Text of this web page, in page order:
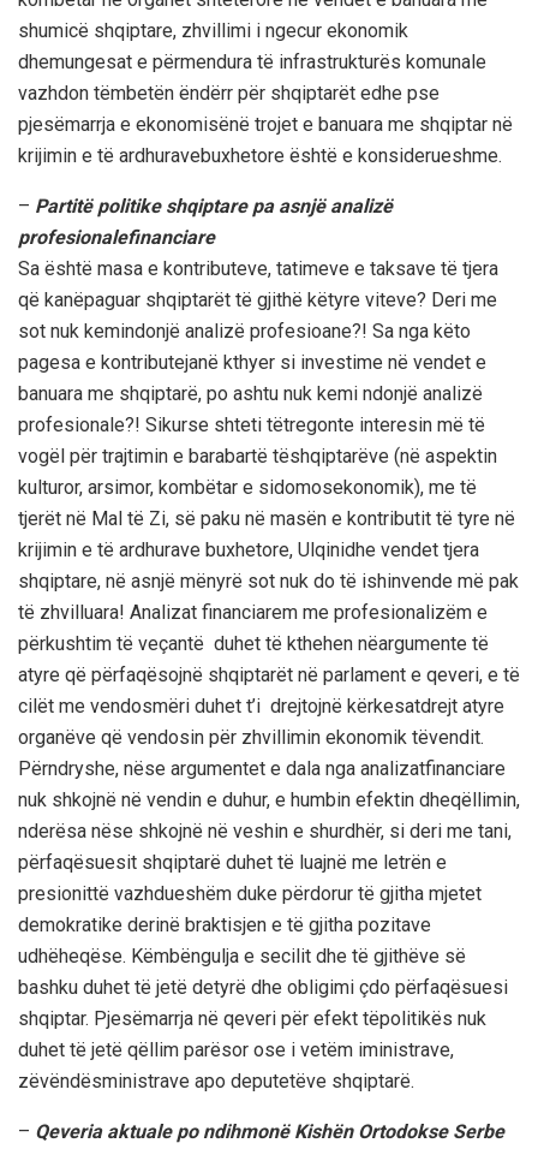
shumicë shqiptare, zhvillimi i ngecur ekonomik
dhemungesat e përmendura të infrastrukturës komunale
vazhdon tëmbetën ëndërr për shqiptarët edhe pse
pjesëmarrja e ekonomisënë trojet e banuara me shqiptar në
krijimin e të ardhuravebuxhetore është e konsiderueshme.
– Partitë politike shqiptarepa asnjë analizë
profesionalefinanciare
Sa është masa e kontributeve, tatimeve e taksave të tjera
që kanëpaguar shqiptarët të gjithë këtyre viteve? Deri me
sot nuk kemindonjë analizë profesioane?! Sa nga këto
pagesa e kontributejanë kthyer si investime në vendet e
banuara me shqiptarë, po ashtu nuk kemi ndonjë analizë
profesionale?! Sikurse shteti tëtregonte interesin më të
vogël për trajtimin e barabartë tëshqiptarëve (në aspektin
kulturor, arsimor, kombëtar e sidomosekonomik), me të
tjerët në Mal të Zi, së paku në masën e kontributit të tyre në
krijimin e të ardhurave buxhetore, Ulqinidhe vendet tjera
shqiptare, në asnjë mënyrë sot nuk do të ishinvende më pak
të zhvilluara! Analizat financiarem me profesionalizëm e
përkushtim të veçantë duhet të kthehen nëargumente të
atyre që përfaqësojnë shqiptarët në parlament e qeveri, e të
cilët me vendosmëri duhet t’i drejtojnë kërkesatdrejt atyre
organëve që vendosin për zhvillimin ekonomik tëvendit.
Përndryshe, nëse argumentet e dala nga analizatfinanciare
nuk shkojnë në vendin e duhur, e humbin efektin dheqëllimin,
nderësa nëse shkojnë në veshin e shurdhër, si deri me tani,
përfaqësuesit shqiptarë duhet të luajnë me letrën e
presionittë vazhdueshëm duke përdorur të gjitha mjetet
demokratike derinë braktisjen e të gjitha pozitave
udhëheqëse. Këmbëngulja e secilit dhe të gjithëve së
bashku duhet të jetë detyrë dhe obligimi çdo përfaqësuesi
shqiptar. Pjesëmarrja në qeveri për efekt tëpolitikës nuk
duhet të jetë qëllim parësor ose i vetëm iministrave,
zëvëndësministrave apo deputetëve shqiptarë.
– Qeveria aktuale po ndihmonë Kishën Ortodokse Serbe